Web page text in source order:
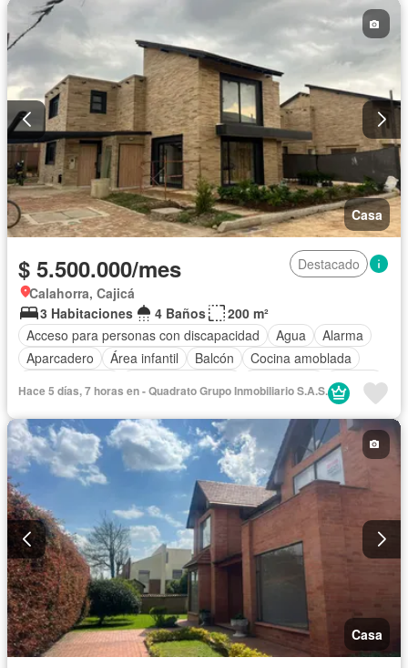
Casa
$ 5.500.000/mes
Destacado
Calahorra, Cajicá
3 Habitaciones
4 Baños
200 m²
Acceso para personas con discapacidad
Agua
Alarma
Aparcadero
Área infantil Balcón
Cocina amoblada
Estudio
Seguridad privada
Tanque de agua
Vista panorámica
Permite mascotas
Permite niños Solo familias
Hace 5 días, 7 horas en - Quadrato Grupo Inmobiliario S.A.S.
Casa